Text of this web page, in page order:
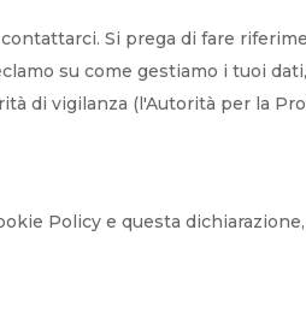
Si prega di fare
su come gestiamo i tuoi
di vigilanza (l'Autorità per la
Policy e questa